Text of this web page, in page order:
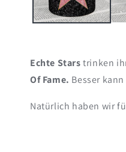
Echte Starstrinken
Of Fame. Besser
Natürlich haben wir